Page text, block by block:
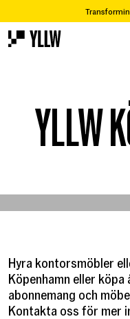
YLLW
Hyra kontorsmöbler
Köpenhamn eller
abonnemang och
Kontakta oss för mer